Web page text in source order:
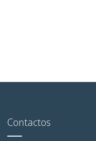
Contactos